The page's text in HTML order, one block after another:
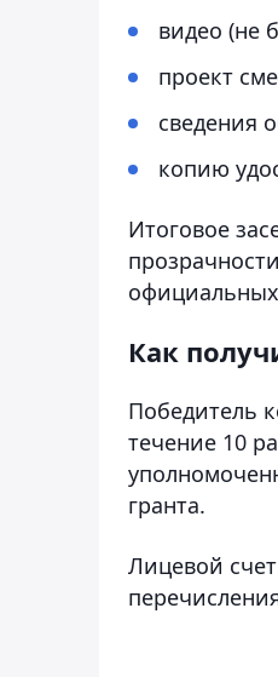
видео (не
проект
сведения
копию
Итоговое
официальных
Как
Победитель
течение 10
гранта.
Лицевой